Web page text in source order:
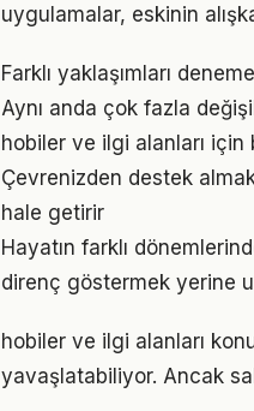
uygulamalar, eskinin
Farklı yaklaşımları
Aynı anda çok fazla
hobiler ve ilgi alanları için
Çevrenizden destek
hale getirir
Hayatın farklı
direnç göstermek yerine
hobiler ve ilgi alanları
yavaşlatabiliyor. Ancak